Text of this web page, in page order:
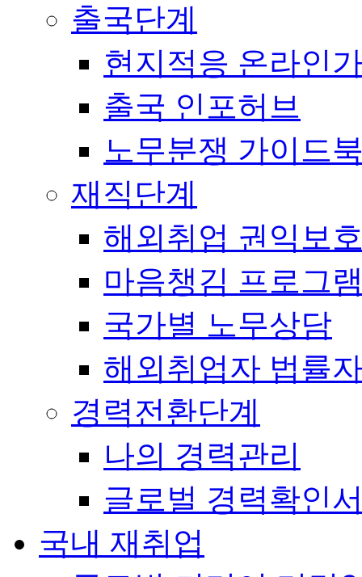
출국단계
현지적응 온라인
출국 인포허브
노무분쟁 가이드
재직단계
해외취업 권익보
마음챙김 프로그
국가별 노무상담
해외취업자 법률
경력전환단계
나의 경력관리
글로벌 경력확인
국내 재취업